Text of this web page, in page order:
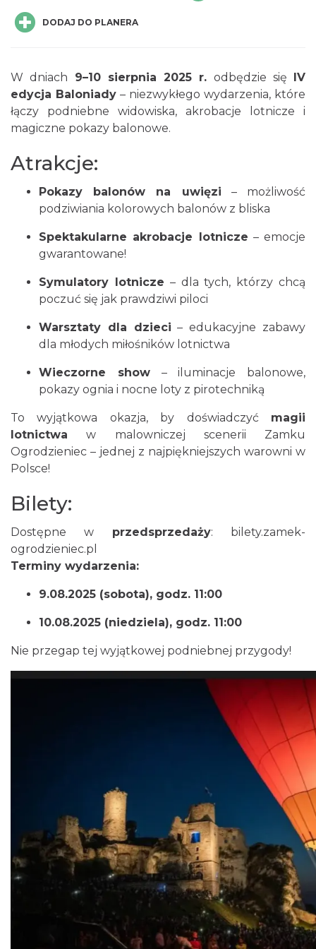
Podzamcze
0.00 km
2026-08-28
0.00 km
Podzamcze
2026-09-04
0.00 km
Podzamcze
0.00 km
2026-09-18
Podzamcze
2026-09-25
0.00 km
DODAJ DO PLANERA
W dniach 9–10 sierpnia 2025 r. odbędzie się IV
edycja Baloniady – niezwykłego wydarzenia, które
łączy podniebne widowiska, akrobacje lotnicze i
magiczne pokazy balonowe.
Atrakcje:
Pokazy balonów na uwięzi – możliwość
podziwiania kolorowych balonów z bliska
Spektakularne akrobacje lotnicze – emocje
gwarantowane!
Symulatory lotnicze – dla tych, którzy chcą
poczuć się jak prawdziwi piloci
Warsztaty dla dzieci – edukacyjne zabawy
dla młodych miłośników lotnictwa
Wieczorne show– iluminacje balonowe,
pokazy ognia i nocne loty z pirotechniką
To wyjątkowa okazja, by doświadczyć magii
lotnictwa w malowniczej scenerii Zamku
Ogrodzieniec – jednej z najpiękniejszych warowni w
Polsce!
Bilety:
Dostępne w przedsprzedaży: bilety.zamek-
ogrodzieniec.pl
Terminy wydarzenia:
9.08.2025 (sobota), godz. 11:00
10.08.2025 (niedziela), godz. 11:00
Nie przegap tej wyjątkowej podniebnej przygody!